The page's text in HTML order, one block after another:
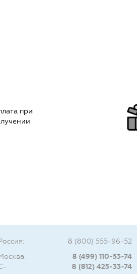
при
8 (800) 555-96-52
8 (499) 110-53-74
8 (812) 425-33-74